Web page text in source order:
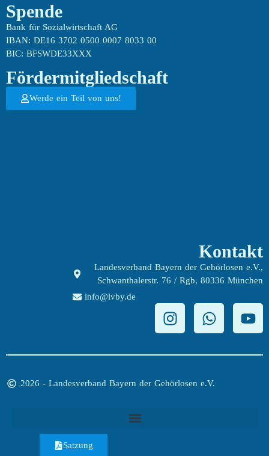
Spende
Bank für Sozialwirtschaft AG
IBAN: DE16 3702 0500 0007 8033 00
BIC: BFSWDE33XXX
Fördermitgliedschaft
Werde ein Teil von uns!
Kontakt
Landesverband Bayern der Gehörlosen e.V.,
Schwanthalerstr. 76 / Rgb, 80336 München
info@lvby.de
2026 - Landesverband Bayern der Gehörlosen e.V.
Satzung